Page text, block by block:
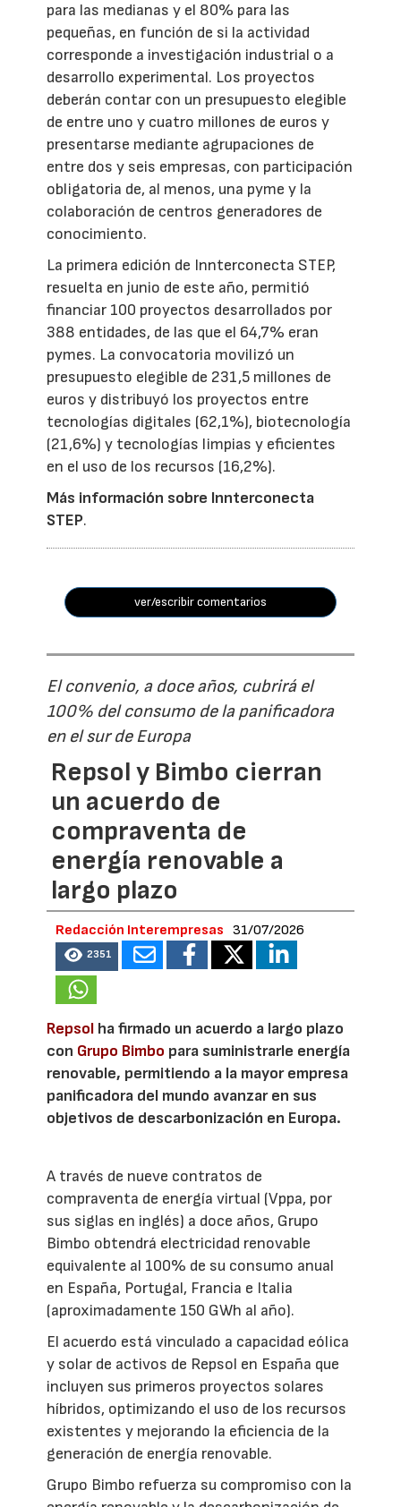
para las medianas y el 80% para las
pequeñas, en función de si la actividad
corresponde a investigación industrial o a
desarrollo experimental. Los proyectos
deberán contar con un presupuesto elegible
de entre uno y cuatro millones de euros y
presentarse mediante agrupaciones de
entre dos y seis empresas, con participación
obligatoria de, al menos, una pyme y la
colaboración de centros generadores de
conocimiento.
La primera edición de Innterconecta STEP,
resuelta en junio de este año, permitió
financiar 100 proyectos desarrollados por
388 entidades, de las que el 64,7% eran
pymes. La convocatoria movilizó un
presupuesto elegible de 231,5 millones de
euros y distribuyó los proyectos entre
tecnologías digitales (62,1%), biotecnología
(21,6%) y tecnologías limpias y eficientes
en el uso de los recursos (16,2%).
Más información sobre Innterconecta
STEP.
ver/escribir comentarios
El convenio, a doce años, cubrirá el
100% del consumo de la panificadora
en el sur de Europa
Repsol y Bimbo cierran
un acuerdo de
compraventa de
energía renovable a
largo plazo
Redacción Interempresas 31/07/2026
2351
Repsol ha firmado un acuerdo a largo plazo
con Grupo Bimbo para suministrarle energía
renovable, permitiendo a la mayor empresa
panificadora del mundo avanzar en sus
objetivos de descarbonización en Europa.
A través de nueve contratos de
compraventa de energía virtual (Vppa, por
sus siglas en inglés) a doce años, Grupo
Bimbo obtendrá electricidad renovable
equivalente al 100% de su consumo anual
en España, Portugal, Francia e Italia
(aproximadamente 150 GWh al año).
El acuerdo está vinculado a capacidad eólica
y solar de activos de Repsol en España que
incluyen sus primeros proyectos solares
híbridos, optimizando el uso de los recursos
existentes y mejorando la eficiencia de la
generación de energía renovable.
Grupo Bimbo refuerza su compromiso con la